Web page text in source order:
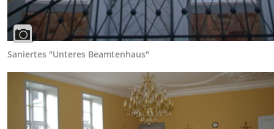
Saniertes "Unteres Beamtenhaus"